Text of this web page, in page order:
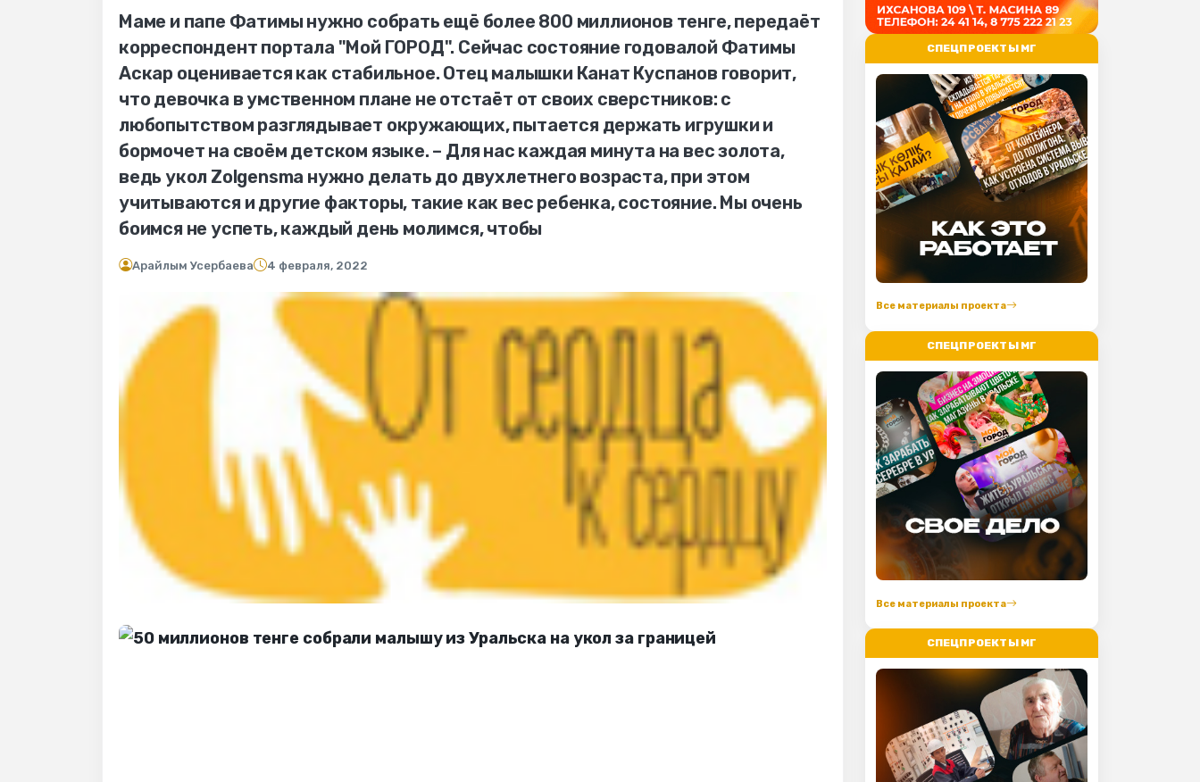
Маме и папе Фатимы нужно собрать ещё более 800 миллионов тенге, передаёт
корреспондент портала "Мой ГОРОД". Сейчас состояние годовалой Фатимы
Аскар оценивается как стабильное. Отец малышки Канат Куспанов говорит,
что девочка в умственном плане не отстаёт от своих сверстников: с
любопытством разглядывает окружающих, пытается держать игрушки и
бормочет на своём детском языке. – Для нас каждая минута на вес золота,
ведь укол Zolgensma нужно делать до двухлетнего возраста, при этом
учитываются и другие факторы, такие как вес ребенка, состояние. Мы очень
боимся не успеть, каждый день молимся, чтобы
Арайлым Усербаева 4 февраля, 2022
СПЕЦПРОЕКТЫ МГ
Все материалы проекта
СПЕЦПРОЕКТЫ МГ
Все материалы проекта
СПЕЦПРОЕКТЫ МГ